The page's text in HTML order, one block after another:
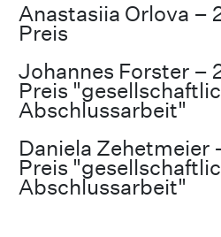
Anastasiia Orlova –
Preis
Johannes Forster –
Preis
Abschlussarbeit"
Daniela Zehetmeier
Preis
Abschlussarbeit"